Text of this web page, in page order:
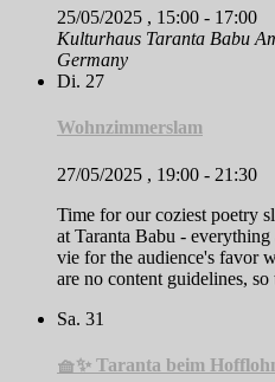
25/05/2025 , 15:00 - 17:00
Kulturhaus Taranta Babu
Germany
Di. 27
Wohnzimmerslam
27/05/2025 , 19:00 - 21:30
Time for our coziest poetry
at Taranta Babu -
vie for the audience's favor
are no content guidelines,
Sa. 31
🧺✨ Taranta beim